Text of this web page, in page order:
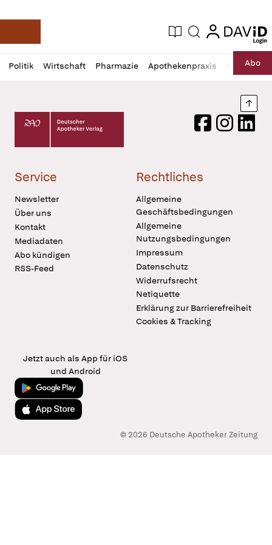
Deutsche Apotheker Zeitung
Aktuelle Ausgabe
Suche login
login
Politik Wirtschaft Pharmazie Apothekenpraxis RechtAbo
Profil
öffnen
Daz
Pur
Deutscher Apotheker Verlag Logo
FacebookInstagram
Service
Newsletter
Über uns
Kontakt
Mediadaten
Abo kündigen
RSS-Feed
Rechtliches
Allgemeine
Geschäftsbedingungen
Allgemeine
Nutzungsbedingungen
Impressum
Datenschutz
Widerrufsrecht
Netiquette
Erklärung zur Barrierefreiheit
Cookies & Tracking
Jetzt auch als App für iOS
und Android
Jetzt bei Google Play
Laden im App Store
© 2026 Deutsche Apotheker Zeitung